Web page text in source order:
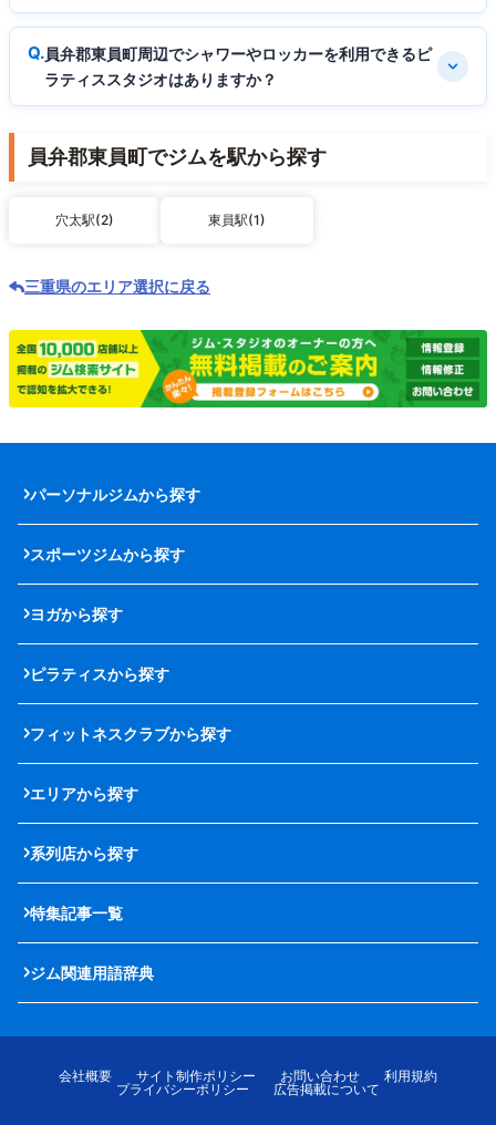
員弁郡東員町周辺でシャワーやロッカーを利用できるピ
ラティススタジオはありますか？
員弁郡東員町でジムを駅から探す
穴太駅(2) 東員駅(1)
三重県のエリア選択に戻る
パーソナルジムから探す
スポーツジムから探す
ヨガから探す
ピラティスから探す
フィットネスクラブから探す
エリアから探す
系列店から探す
特集記事一覧
ジム関連用語辞典
会社概要 サイト制作ポリシー お問い合わせ
利用規約
プライバシーポリシー
広告掲載について